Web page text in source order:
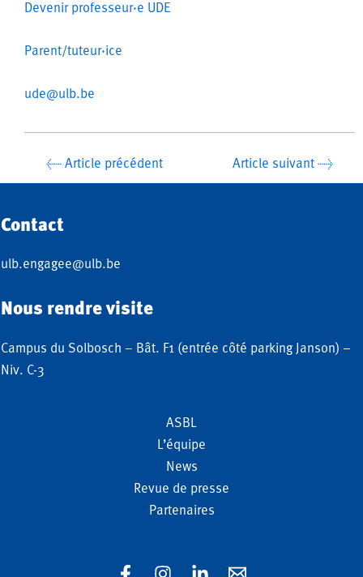
Devenir professeur·e UDE
Parent/tuteur·ice
ude@ulb.be
Navigation
des
←Article précédent Article suivant→
Contact
ulb.engagee@ulb.be
Nous rendre visite
Campus du Solbosch – Bât. F1 (entrée côté parking Janson) –
Niv. C-3
ASBL
L’équipe
News
Revue de presse
Partenaires